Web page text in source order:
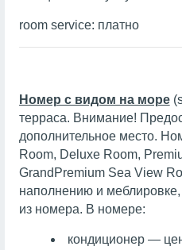
room service: платно
Номер с видом на море
терраса. Внимание!
дополнительное место.
Room, Deluxe Room,
GrandPremium Sea View
наполнению и
из номера. В номере:
кондиционер —